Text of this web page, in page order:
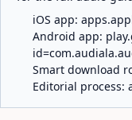
iOS app:
Android app:
Smart download
Editorial process: